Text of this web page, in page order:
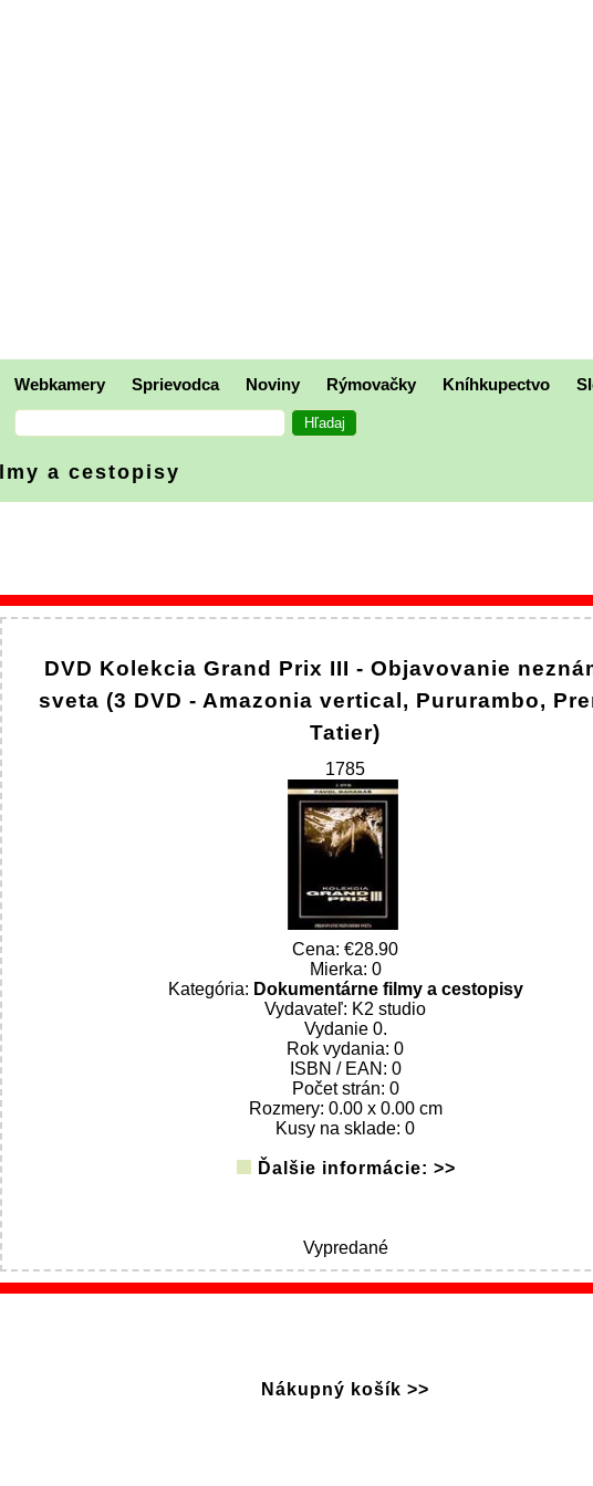
Webkamery Sprievodca Noviny Rýmovačky Kníhkupectvo
a cestopisy
DVD Kolekcia Grand Prix III - Objavovanie
sveta (3 DVD - Amazonia vertical, Pururambo,
Tatier)
1785
Cena:
28.90
Mierka: 0
Kategória: Dokumentárne filmy a cestopisy
Vydavateľ: K2 studio
Vydanie 0.
Rok vydania: 0
ISBN / EAN: 0
Počet strán: 0
Rozmery: 0.00 x 0.00 cm
Kusy na sklade: 0
Ďalšie informácie: >>
Vypredané
Nákupný košík >>